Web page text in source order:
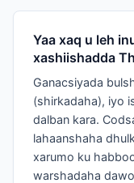
Yaa xaq u leh
xashiishadda
Ganacsiyada
(shirkadaha), iyo
dalban kara.
lahaanshaha
xarumo ku
warshadaha